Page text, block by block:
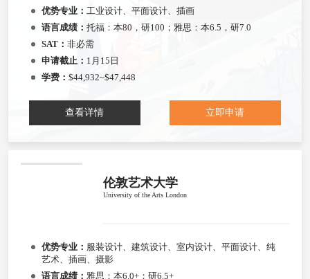
优势专业： 工业设计、平面设计、插画
语言成绩： 托福：本80，研100；雅思：本6.5，研7.0
SAT： 非必需
申请截止： 1月15日
学费： $44,932~$47,448
查看详情 立即申请
伦敦艺术大学
University of the Arts London
优势专业： 服装设计、建筑设计、室内设计、平面设计、纯
艺术、插画、摄影
语言成绩： 雅思：本6.0+；研6.5+